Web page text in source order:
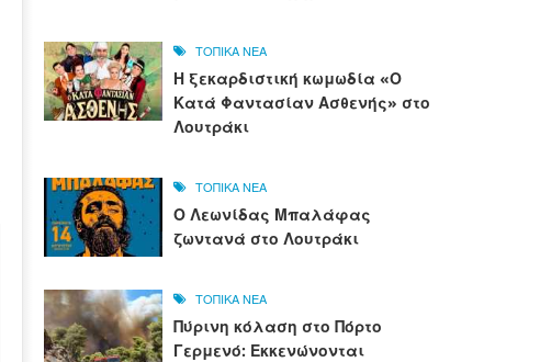
ΤΟΠΙΚΑ ΝΕΑ
Η ξεκαρδιστική κωμωδία «Ο
Κατά Φαντασίαν Ασθενής» στο
Λουτράκι
ΤΟΠΙΚΑ ΝΕΑ
Ο Λεωνίδας Μπαλάφας
ζωντανά στο Λουτράκι
ΤΟΠΙΚΑ ΝΕΑ
Πύρινη κόλαση στο Πόρτο
Γερμενό: Εκκενώνονται